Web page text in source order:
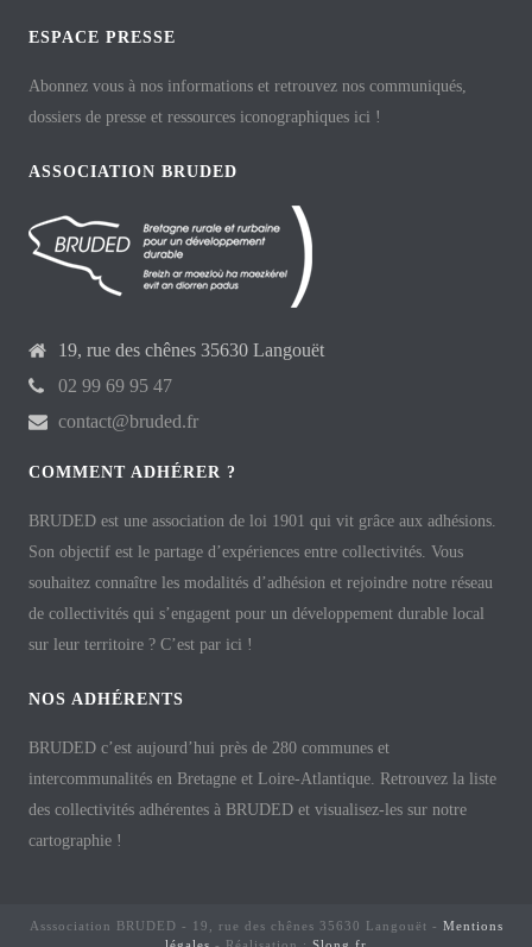
ESPACE PRESSE
Abonnez vous à nos informations et retrouvez nos communiqués,
dossiers de presse et ressources iconographiques ici !
ASSOCIATION BRUDED
19, rue des chênes 35630 Langouët
02 99 69 95 47
contact@bruded.fr
COMMENT ADHÉRER ?
BRUDED est une association de loi 1901 qui vit grâce aux adhésions.
Son objectif est le partage d’expériences entre collectivités. Vous
souhaitez connaître les modalités d’adhésion et rejoindre notre réseau
de collectivités qui s’engagent pour un développement durable local
sur leur territoire ? C’est par ici !
NOS ADHÉRENTS
BRUDED c’est aujourd’hui près de 280 communes et
intercommunalités en Bretagne et Loire-Atlantique. Retrouvez la liste
des collectivités adhérentes à BRUDED et visualisez-les sur notre
cartographie !
Asssociation BRUDED - 19, rue des chênes 35630 Langouët - Mentions